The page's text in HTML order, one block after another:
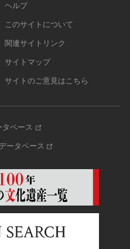
ヘルプ
このサイトについて
関連サイトリンク
サイトマップ
サイトのご意見はこちら
ベース
ータベース